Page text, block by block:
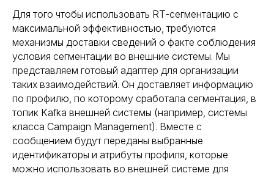
Для того чтобы использовать RT-сегментацию с
максимальной эффективностью, требуются
механизмы доставки сведений о факте соблюдения
условия сегментации во внешние системы. Мы
представляем готовый адаптер для организации
таких взаимодействий. Он доставляет информацию
по профилю, по которому сработала сегментация, в
топик Kafka внешней системы (например, системы
класса Campaign Management). Вместе с
сообщением будут переданы выбранные
идентификаторы и атрибуты профиля, которые
можно использовать во внешней системе для